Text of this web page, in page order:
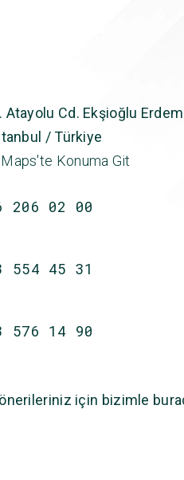
Atayolu Cd. Ekşioğlu
/ Türkiye
Konuma Git
206 02 00
554 45 31
576 14 90
için bizimle